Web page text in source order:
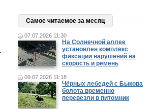
Самое читаемое за месяц
07.07.2026 11:30
На Солнечной аллее
установлен комплекс
фиксации нарушений на
скорость и ремень
09.07.2026 11:18
Чёрных лебедей с Быкова
болота временно
перевезли в питомник